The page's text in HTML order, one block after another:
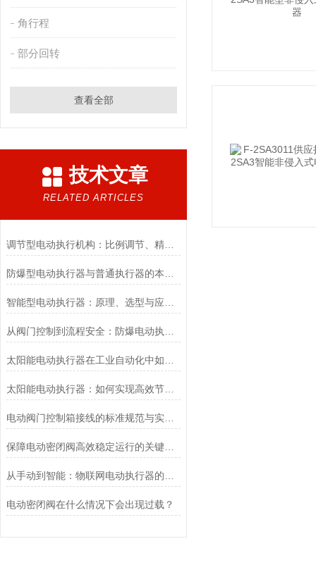
角行程
部分回转
查看全部
技术文章
RELATED ARTICLES
调节型电动执行机构：比例调节、精度控制要点
太阳能电动执行器：如何实现高效节能的自动化控制？
保障电动密闭阀高效稳定运行的关键举措
电动密闭阀在什么情况下会出现过载？